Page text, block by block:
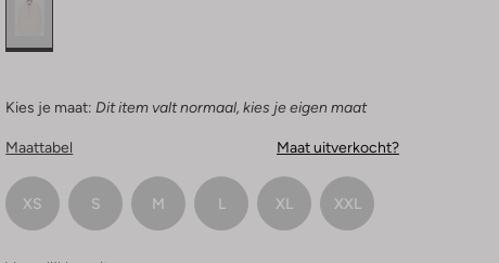
Kies je maat: Dit item valt normaal, kies je eigen maat
Maattabel Maat uitverkocht?
XS S M L XL XXL